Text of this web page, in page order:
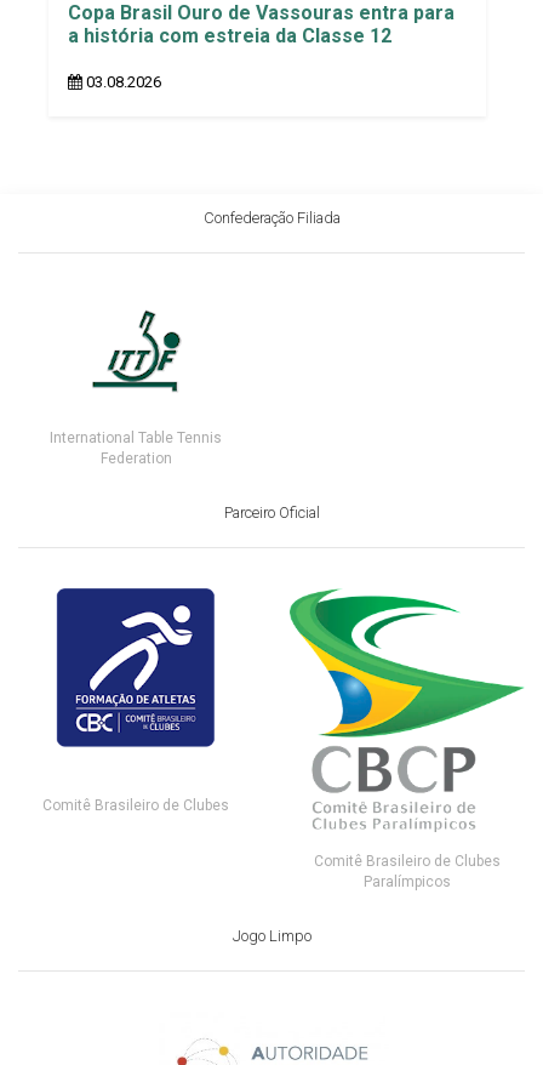
Copa Brasil Ouro de Vassouras entra para
a história com estreia da Classe 12
03.08.2026
Confederação Filiada
International Table Tennis
Federation
Parceiro Oficial
Comitê Brasileiro de Clubes
Comitê Brasileiro de Clubes
Paralímpicos
Jogo Limpo